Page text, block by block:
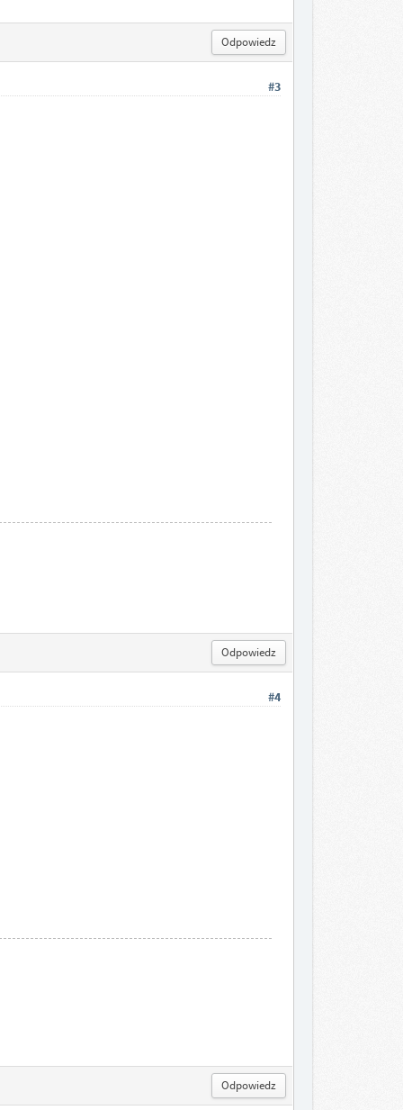
Odpowiedz
#3
Odpowiedz
#4
Odpowiedz